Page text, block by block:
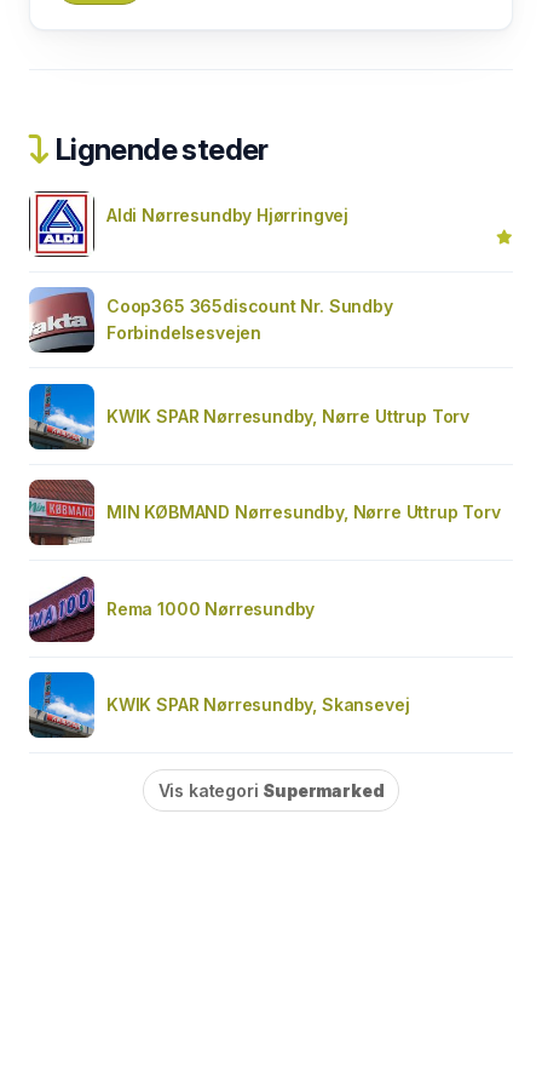
Lignende steder
Aldi Nørresundby Hjørringvej
Coop365 365discount Nr. Sundby
Forbindelsesvejen
KWIK SPAR Nørresundby, Nørre Uttrup Torv
MIN KØBMAND Nørresundby, Nørre Uttrup Torv
Rema 1000 Nørresundby
KWIK SPAR Nørresundby, Skansevej
Vis kategori Supermarked